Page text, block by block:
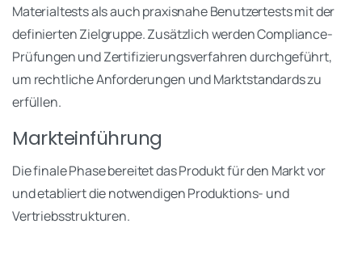
Materialtests als auch praxisnahe Benutzertests mit der
definierten Zielgruppe. Zusätzlich werden Compliance-
Prüfungen und Zertifizierungsverfahren durchgeführt,
um rechtliche Anforderungen und Marktstandards zu
erfüllen.
Markteinführung
Die finale Phase bereitet das Produkt für den Markt vor
und etabliert die notwendigen Produktions- und
Vertriebsstrukturen.